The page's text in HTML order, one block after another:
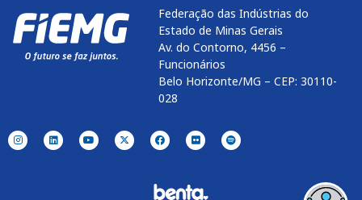
Federação das Indústrias do
Estado de Minas Gerais
Av. do Contorno, 4456 –
Funcionários
Belo Horizonte/MG – CEP: 30110-
028